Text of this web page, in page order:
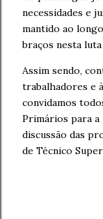
necessidades e
mantido ao
braços nesta
Assim sendo,
trabalhadores e
convidamos
Primários para a
discussão das
de Técnico